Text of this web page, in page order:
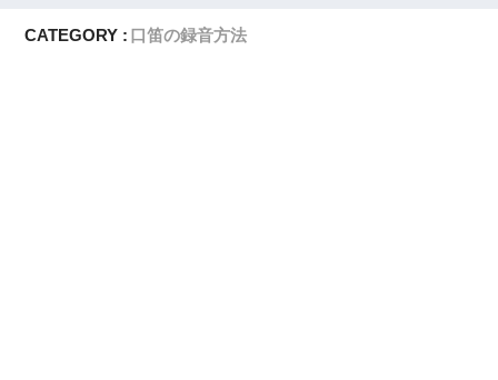
CATEGORY : 口笛の録音方法